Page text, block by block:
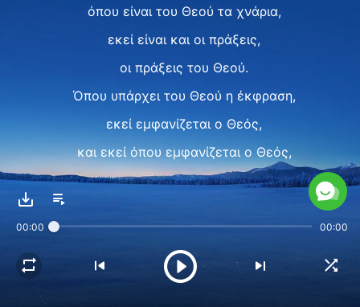
όπου είναι του Θεού τα χνάρια,
εκεί είναι και οι πράξεις,
οι πράξεις του Θεού.
Όπου υπάρχει του Θεού η έκφραση,
εκεί εμφανίζεται ο Θεός,
και εκεί όπου εμφανίζεται ο Θεός,
εκεί η ζωή, η αλήθεια κι η οδός.
πως ο Θεός είν’ η αλήθεια,
00:00 00:00